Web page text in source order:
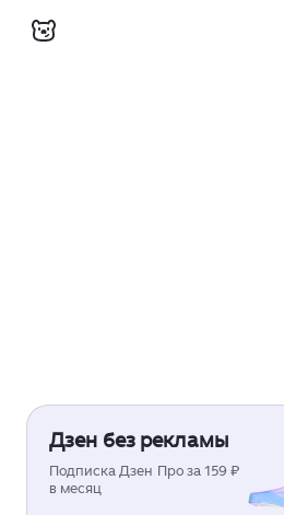
Дзен без рекламы
Подписка Дзен Про за 159 ₽
в месяц